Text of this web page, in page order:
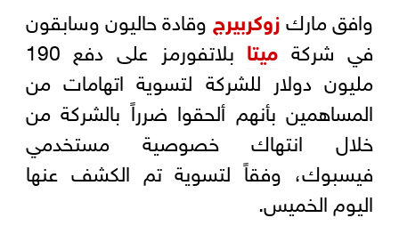
وافق ماركزوكربيرجوقادة حاليون وسابقون
في شركة ميتا
بلاتفورمز على دفع 190
مليون دولار للشركة لتسوية اتهامات من
المساهمين بأنهم ألحقوا ضرراً بالشركة من
خلال انتهاك خصوصية مستخدمي
فيسبوك، وفقاً لتسوية تم الكشف عنها
اليوم الخميس.